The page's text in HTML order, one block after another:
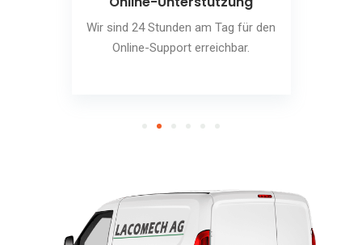
Wir sind 24 Stunden am Tag für den
Online-Support erreichbar.